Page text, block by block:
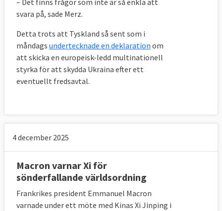
– Det finns frågor som inte är så enkla att
svara på, sade Merz.
Detta trots att Tyskland så sent som i
måndags undertecknade en deklaration om
att skicka en europeisk-ledd multinationell
styrka för att skydda Ukraina efter ett
eventuellt fredsavtal.
4 december 2025
Macron varnar Xi för
sönderfallande världsordning
Frankrikes president Emmanuel Macron
varnade under ett möte med Kinas Xi Jinping i